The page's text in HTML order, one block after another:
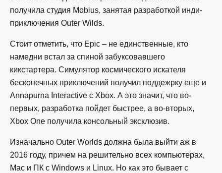
получила студия Mobius, занятая разработкой инди-
приключения Outer Wilds.
Стоит отметить, что Epic – не единственные, кто
намедни встал за спиной забуксовавшего
кикстартера. Симулятор космического искателя
бесконечных приключений получил поддежрку еще и
Annapurna Interactive с Xbox. А это значит, что во-
первых, разработка пойдет быстрее, а во-вторых,
Xbox One получила консольный эксклюзив.
Изначально Outer Worlds должна была выйти аж в
2016 году, причем на решительно всех компьютерах,
Mac и ПК с Windows и Linux. Но как это бывает с